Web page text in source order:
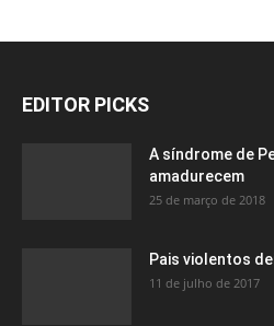
EDITOR PICKS
A síndrome de
amadurecem
25 de março de 2018
Pais violentos
11 de julho de 2017